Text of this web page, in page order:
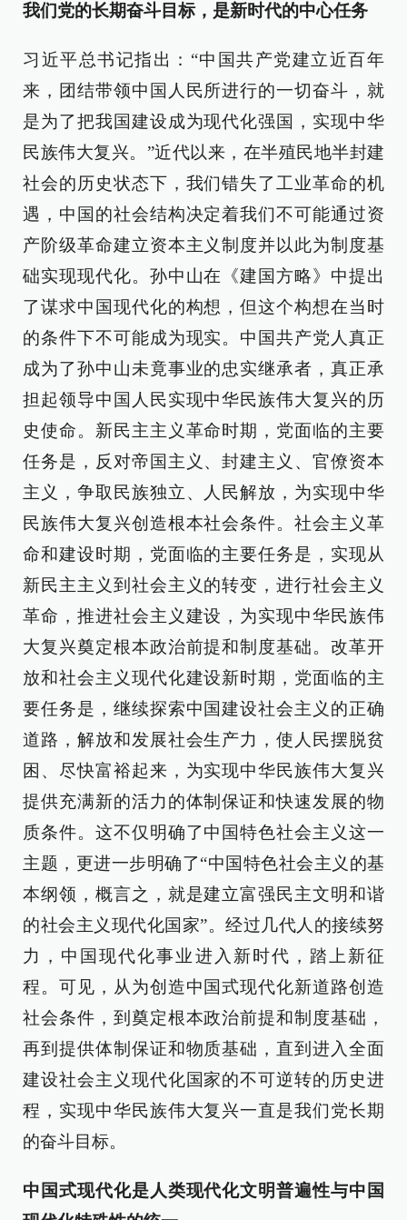
我们党的长期奋斗目标，是新时代的中心任务
习近平总书记指出：“中国共产党建立近百年
来，团结带领中国人民所进行的一切奋斗，就
是为了把我国建设成为现代化强国，实现中华
民族伟大复兴。”近代以来，在半殖民地半封建
社会的历史状态下，我们错失了工业革命的机
遇，中国的社会结构决定着我们不可能通过资
产阶级革命建立资本主义制度并以此为制度基
础实现现代化。孙中山在《建国方略》中提出
了谋求中国现代化的构想，但这个构想在当时
的条件下不可能成为现实。中国共产党人真正
成为了孙中山未竟事业的忠实继承者，真正承
担起领导中国人民实现中华民族伟大复兴的历
史使命。新民主主义革命时期，党面临的主要
任务是，反对帝国主义、封建主义、官僚资本
主义，争取民族独立、人民解放，为实现中华
民族伟大复兴创造根本社会条件。社会主义革
命和建设时期，党面临的主要任务是，实现从
新民主主义到社会主义的转变，进行社会主义
革命，推进社会主义建设，为实现中华民族伟
大复兴奠定根本政治前提和制度基础。改革开
放和社会主义现代化建设新时期，党面临的主
要任务是，继续探索中国建设社会主义的正确
道路，解放和发展社会生产力，使人民摆脱贫
困、尽快富裕起来，为实现中华民族伟大复兴
提供充满新的活力的体制保证和快速发展的物
质条件。这不仅明确了中国特色社会主义这一
主题，更进一步明确了“中国特色社会主义的基
本纲领，概言之，就是建立富强民主文明和谐
的社会主义现代化国家”。经过几代人的接续努
力，中国现代化事业进入新时代，踏上新征
程。可见，从为创造中国式现代化新道路创造
社会条件，到奠定根本政治前提和制度基础，
再到提供体制保证和物质基础，直到进入全面
建设社会主义现代化国家的不可逆转的历史进
程，实现中华民族伟大复兴一直是我们党长期
的奋斗目标。
中国式现代化是人类现代化文明普遍性与中国